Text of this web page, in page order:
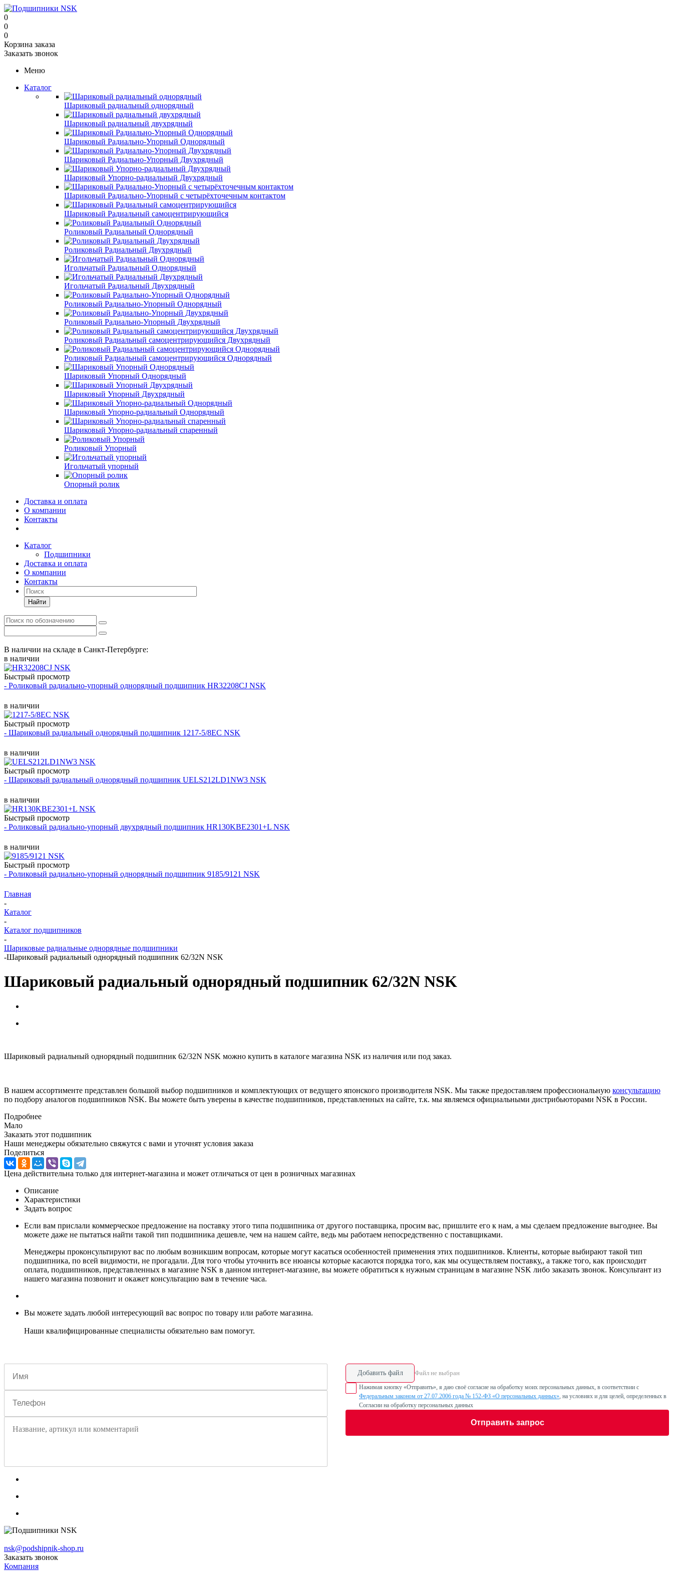
0
0
0
Корзина заказа
Заказать звонок
Меню
Каталог
Шариковый радиальный однорядный
Шариковый радиальный двухрядный
Шариковый Радиально-Упорный Однорядный
Шариковый Радиально-Упорный Двухрядный
Шариковый Упорно-радиальный Двухрядный
Шариковый Радиально-Упорный с четырёхточечным контактом
Шариковый Радиальный самоцентрирующийся
Роликовый Радиальный Однорядный
Роликовый Радиальный Двухрядный
Игольчатый Радиальный Однорядный
Игольчатый Радиальный Двухрядный
Роликовый Радиально-Упорный Однорядный
Роликовый Радиально-Упорный Двухрядный
Роликовый Радиальный самоцентрирующийся Двухрядный
Роликовый Радиальный самоцентрирующийся Однорядный
Шариковый Упорный Однорядный
Шариковый Упорный Двухрядный
Шариковый Упорно-радиальный Однорядный
Шариковый Упорно-радиальный спаренный
Роликовый Упорный
Игольчатый упорный
Опорный ролик
Доставка и оплата
О компании
Контакты
Каталог
Подшипники
Доставка и оплата
О компании
Контакты
Найти
В наличии на складе в Санкт-Петербурге:
в наличии
Быстрый просмотр
- Роликовый радиально-упорный однорядный подшипник HR32208CJ NSK
в наличии
Быстрый просмотр
- Шариковый радиальный однорядный подшипник 1217-5/8EC NSK
в наличии
Быстрый просмотр
- Шариковый радиальный однорядный подшипник UELS212LD1NW3 NSK
в наличии
Быстрый просмотр
- Роликовый радиально-упорный двухрядный подшипник HR130KBE2301+L NSK
в наличии
Быстрый просмотр
- Роликовый радиально-упорный однорядный подшипник 9185/9121 NSK
Главная
-
Каталог
-
Каталог подшипников
-
Шариковые радиальные однорядные подшипники
-Шариковый радиальный однорядный подшипник 62/32N NSK
Шариковый радиальный однорядный подшипник 62/32N NSK
Шариковый радиальный однорядный подшипник 62/32N NSK можно купить в каталоге магазина NSK из наличия или под заказ.
В нашем ассортименте представлен большой выбор подшипников и комплектующих от ведущего японского производителя NSK. Мы также предоставляем профессиональную консультацию
по подбору аналогов подшипников NSK. Вы можете быть уверены в качестве подшипников, представленных на сайте, т.к. мы являемся официальными дистрибьюторами NSK в России.
Подробнее
Мало
Заказать этот подшипник
Наши менеджеры обязательно свяжутся с вами и уточнят условия заказа
Поделиться
Цена действительна только для интернет-магазина и может отличаться от цен в розничных магазинах
Описание
Характеристики
Задать вопрос
Если вам прислали коммерческое предложение на поставку этого типа подшипника от другого поставщика, просим вас, пришлите его к нам, а мы сделаем предложение выгоднее. Вы
можете даже не пытаться найти такой тип подшипника дешевле, чем на нашем сайте, ведь мы работаем непосредственно с поставщиками.
Менеджеры проконсультируют вас по любым возникшим вопросам, которые могут касаться особенностей применения этих подшипников. Клиенты, которые выбирают такой тип
подшипника, по всей видимости, не прогадали. Для того чтобы уточнить все нюансы которые касаются порядка того, как мы осуществляем поставку,, а также того, как происходит
оплата, подшипников, представленных в магазине NSK в данном интернет-магазине, вы можете обратиться к нужным страницам в магазине NSK либо заказать звонок. Консультант из
нашего магазина позвонит и окажет консультацию вам в течение часа.
Вы можете задать любой интересующий вас вопрос по товару или работе магазина.
Наши квалифицированные специалисты обязательно вам помогут.
Добавить файл Файл не выбран
Нажимая кнопку «Отправить», я даю своё согласие на обработку моих персональных данных, в соответствии с
Федеральным законом от 27.07.2006 года № 152-ФЗ «О персональных данных», на условиях и для целей, определенных в
Согласии на обработку персональных данных
Отправить запрос
nsk@podshipnik-shop.ru
Заказать звонок
Компания